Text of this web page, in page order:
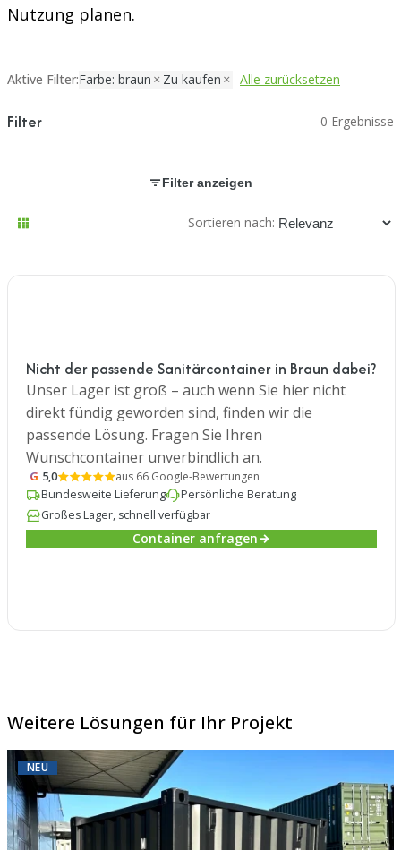
Nutzung planen.
Aktive Filter:Farbe: braun Zu kaufen Alle zurücksetzen
Filter 0 Ergebnisse
Filter anzeigen
Sortieren nach:
Nicht der passende Sanitärcontainer in Braun dabei?
Unser Lager ist groß – auch wenn Sie hier nicht
direkt fündig geworden sind, finden wir die
passende Lösung. Fragen Sie Ihren
Wunschcontainer unverbindlich an.
G 5,0
aus 66 Google-Bewertungen
Bundesweite Lieferung
Persönliche Beratung
Großes Lager, schnell verfügbar
Container anfragen
Weitere Lösungen für Ihr Projekt
NEU